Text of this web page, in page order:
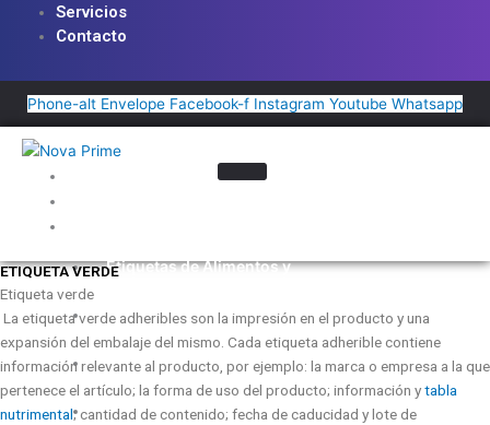
Servicios
Contacto
Phone-alt Envelope Facebook-f Instagram Youtube Whatsapp
Etiquetas de Alimentos y
Bebidas
Etiquetas para la Industria
Automotriz
Etiquetas para Cosméticos y
Cuidado Personal
Electrónica
ETIQUETA VERDE
Etiqueta verde
La etiqueta verde adheribles son la impresión en el producto y una
expansión del embalaje del mismo. Cada etiqueta adherible contiene
información relevante al producto, por ejemplo: la marca o empresa a la que
pertenece el artículo; la forma de uso del producto; información ytabla
nutrimental; cantidad de contenido; fecha de caducidad y lote de